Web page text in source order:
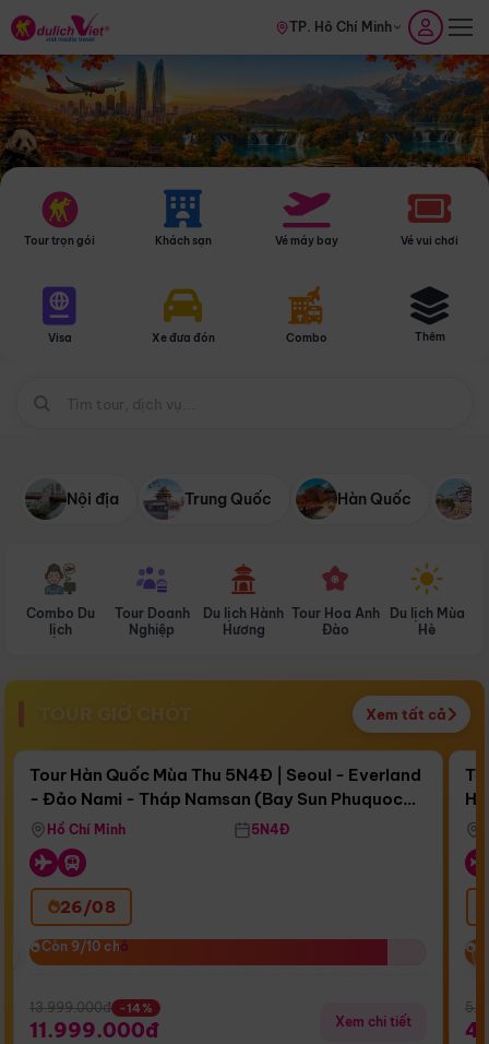
TP. Hồ Chí Minh
Tour trọn gói Khách sạn Vé máy bay Vé vui chơi
Visa Xe đưa đón Combo Thêm
Nội địa Trung Quốc Hàn Quốc
Combo Du
lịch
Tour Doanh
Nghiệp
Du lịch Hành
Hương
Tour Hoa Anh
Đào
Du lịch Mùa
Hè
TOUR GIỜ CHÓT Xem tất cả
Còn15 ngày 20:25:42
Bay Sun Phuquoc Airways
Điểm nổi bật
Tour Hàn Quốc Mùa Thu 5N4Đ | Seoul - Everland
- Đảo Nami - Tháp Namsan (Bay Sun Phuquoc
Airways)
Hồ Chí Minh 5N4Đ
26/08
Còn 9/10 chỗ
Còn 9/10 chỗ
13.999.000đ -14%
11.999.000đ Xem chi tiết